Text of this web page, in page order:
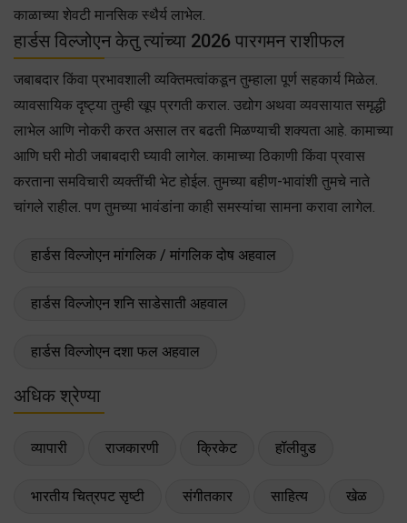
काळाच्या शेवटी मानसिक स्थैर्य लाभेल.
हार्डस विल्जोएन केतु त्यांच्या 2026 पारगमन राशीफल
जबाबदार किंवा प्रभावशाली व्यक्तिमत्वांकडून तुम्हाला पूर्ण सहकार्य मिळेल.
व्यावसायिक दृष्ट्या तुम्ही खूप प्रगती कराल. उद्योग अथवा व्यवसायात समृद्धी
लाभेल आणि नोकरी करत असाल तर बढती मिळण्याची शक्यता आहे. कामाच्या
आणि घरी मोठी जबाबदारी घ्यावी लागेल. कामाच्या ठिकाणी किंवा प्रवास
करताना समविचारी व्यक्तींची भेट होईल. तुमच्या बहीण-भावांशी तुमचे नाते
चांगले राहील. पण तुमच्या भावंडांना काही समस्यांचा सामना करावा लागेल.
हार्डस विल्जोएन मांगलिक / मांगलिक दोष अहवाल
हार्डस विल्जोएन शनि साडेसाती अहवाल
हार्डस विल्जोएन दशा फल अहवाल
अधिक श्रेण्या
व्यापारी राजकारणी क्रिकेट हॉलीवुड
भारतीय चित्रपट सृष्टी संगीतकार साहित्य खेळ